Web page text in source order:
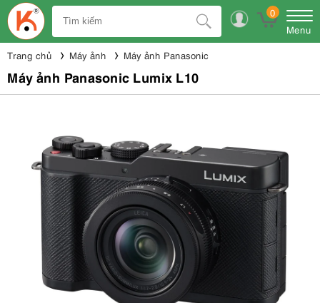
0
Menu
Trang chủ Máy ảnh Máy ảnh Panasonic
Máy ảnh Panasonic Lumix L10